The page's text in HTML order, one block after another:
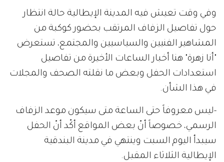
وفي وقت تعيش فيه المدينة الإيطالية حالة انتظار
حول تفاصيل الزفاف المرتقب بحضور كوكبة من
المشاهير الفنيين والسياسيين والمجتمع، تستعرض
"أنا زهرة" هنا أخبار الساعات الأخيرة من تفاصيل
استعدادات الحفل وبعض ما نقلته الصحف والمجلات
في هذا الشأن.
-ليس معروفاً حتى الساعة متى سيكون موعد الزفاف
الرسمي، خصوصاً أنّ بعض المواقع أكّد أنّ الحفل
سيبدأ اليوم السبت وينتهي في مدينة البندقية
الإيطالية الثلاثاء المقبل.